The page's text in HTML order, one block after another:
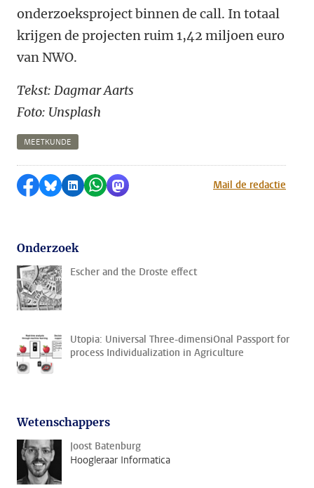
onderzoeksproject binnen de call. In totaal
krijgen de projecten ruim 1,42 miljoen euro
van NWO.
Tekst: Dagmar Aarts
Foto: Unsplash
MEETKUNDE
Delen op Facebook
Delen via Bluesky
Delen op LinkedIn
Delen via WhatsApp
Delen via MastodonMail de redactie
Onderzoek
Escher and the Droste effect
Utopia: Universal Three-dimensiOnal Passport for
process Individualization in Agriculture
Wetenschappers
Joost Batenburg
Hoogleraar Informatica